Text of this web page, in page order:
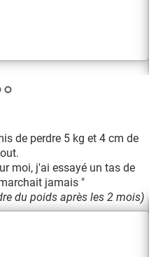
de perdre 5 kg et 4 cm de
moi, j'ai essayé un tas de
jamais "
du poids après les 2 mois)